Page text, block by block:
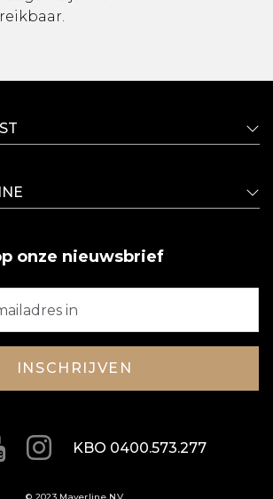
onze nieuwsbrief
INSCHRIJVEN
KBO 0400.573.277